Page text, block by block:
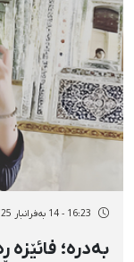
16:23 - 14 بەفرانبار 2725
بەدرە؛